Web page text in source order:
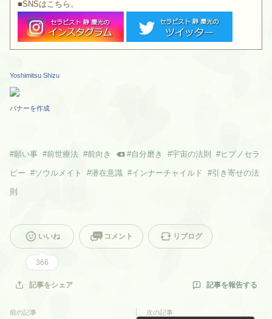
■SNSはこちら。
Yoshimitsu Shizu
バナーを作成
#願い事 #前世療法 #前向き #自分磨き #宇宙の法則 #ヒプノセラ
ピー #ソウルメイト #潜在意識 #インナーチャイルド #引き寄せの法
則
いいね
366
コメント リブログ
記事をシェア 記事を報告する
前の記事 次の記事